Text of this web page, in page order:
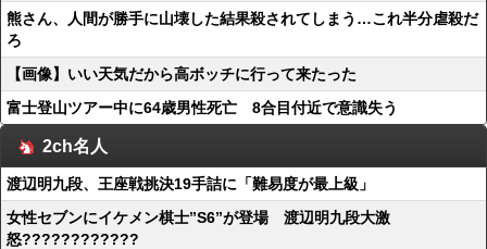
熊さん、人間が勝手に山壊した結果殺されてしまう…これ半分虐殺だ
ろ
【画像】いい天気だから高ボッチに行って来たった
富士登山ツアー中に64歳男性死亡 8合目付近で意識失う
2ch名人
渡辺明九段、王座戦挑決19手詰に「難易度が最上級」
女性セブンにイケメン棋士”S6”が登場 渡辺明九段大激
怒????????????